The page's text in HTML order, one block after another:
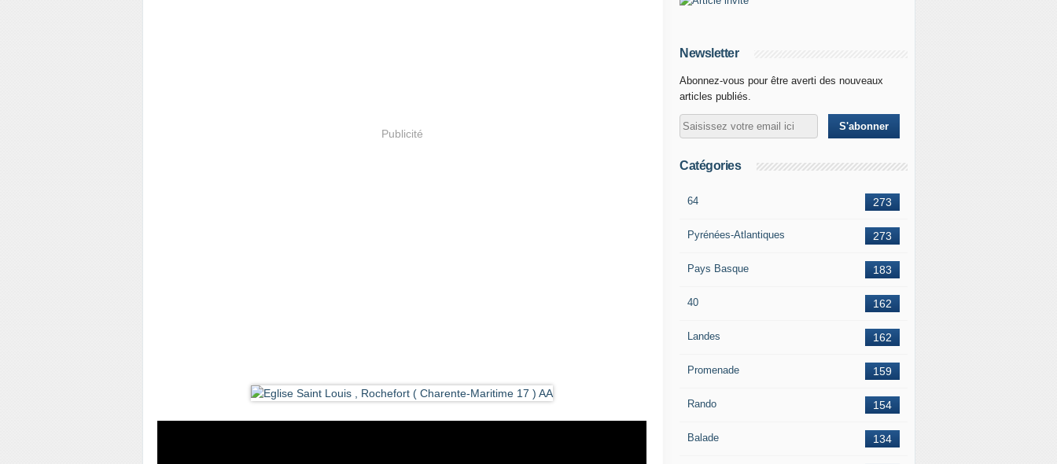
Publicité
Newsletter
Abonnez-vous pour être averti des nouveaux
articles publiés.
Catégories
273
64
273
Pyrénées-Atlantiques
183
Pays Basque
162
40
162
Landes
159
Promenade
154
Rando
134
Balade